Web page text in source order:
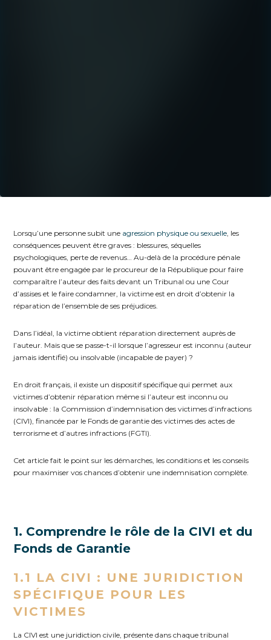
Lorsqu’une personne subit une agression physique ou sexuelle , les
conséquences peuvent être graves : blessures, séquelles
psychologiques, perte de revenus… Au-delà de la procédure pénale
pouvant être engagée par le procureur de la République pour faire
comparaître l’auteur des faits devant un Tribunal ou une Cour
d’assises et le faire condamner, la victime est en droit d’obtenir la
réparation de l’ensemble de ses préjudices.
Dans l’idéal, la victime obtient réparation directement auprès de
l’auteur. Mais que se passe-t-il lorsque l’agresseur est inconnu (auteur
jamais identifié) ou insolvable (incapable de payer) ?
En droit français, il existe un dispositif spécifique qui permet aux
victimes d’obtenir réparation même si l’auteur est inconnu ou
insolvable : la Commission d’indemnisation des victimes d’infractions
(CIVI), financée par le Fonds de garantie des victimes des actes de
terrorisme et d’autres infractions (FGTI).
Cet article fait le point sur les démarches, les conditions et les conseils
pour maximiser vos chances d’obtenir une indemnisation complète.
1. Comprendre le rôle de la CIVI et du
Fonds de Garantie
1.1 LA CIVI : UNE JURIDICTION
SPÉCIFIQUE POUR LES
VICTIMES
La CIVI est une juridiction civile, présente dans chaque tribunal